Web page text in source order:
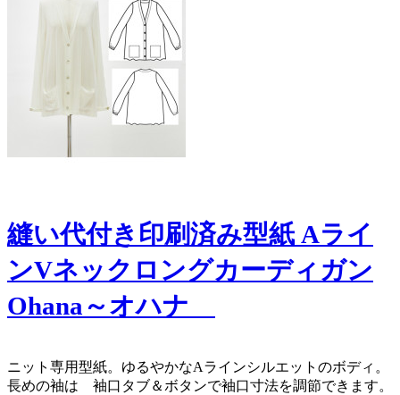
縫い代付き印刷済み型紙 Aライ
ンVネックロングカーディガン
Ohana～オハナ
ニット専用型紙。ゆるやかなAラインシルエットのボディ。
長めの袖は 袖口タブ＆ボタンで袖口寸法を調節できます。